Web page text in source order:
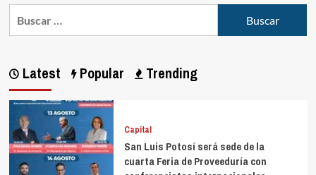
Latest Popular Trending
Capital
San Luis Potosí será sede de la
cuarta Feria de Proveeduría con